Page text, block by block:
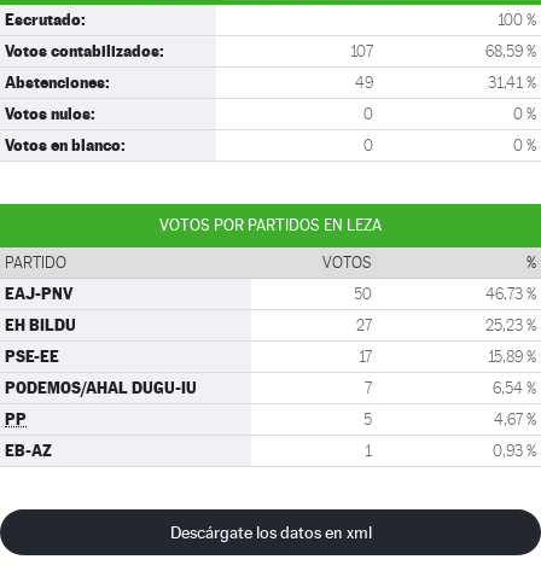
Escrutado: 100 %
Votos contabilizados: 107 68,59 %
Abstenciones: 49 31,41 %
Votos nulos: 0 0 %
Votos en blanco: 0 0 %
VOTOS POR PARTIDOS EN LEZA
PARTIDO VOTOS %
EAJ-PNV 50 46,73 %
EH BILDU 27 25,23 %
PSE-EE 17 15,89 %
PODEMOS/AHAL DUGU-IU 7 6,54 %
PP 5 4,67 %
EB-AZ 1 0,93 %
Descárgate los datos en xml